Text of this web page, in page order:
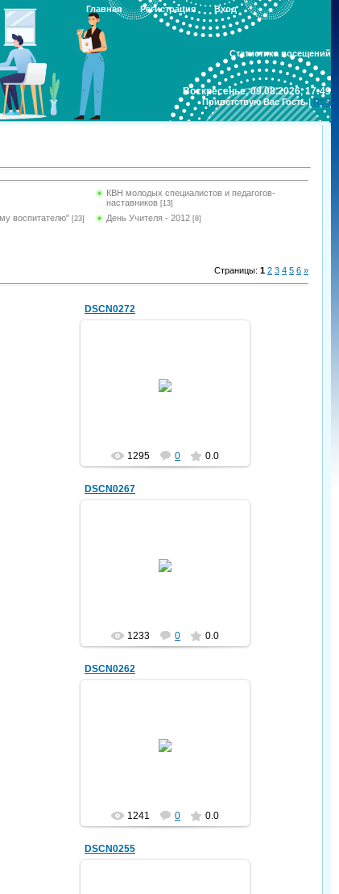
Статистика посещений
Воскресенье, 09.08.2026, 17:49
Приветствую Вас Гость|RSS
Главная Регистрация Вход
КВН молодых специалистов и педагогов-
наставников [13]
воспитателю" [23] День Учителя - 2012 [8]
Страницы: 1 2 3 4 5 6 »
DSCN0272
1295 0 0.0
DSCN0267
1233 0 0.0
DSCN0262
1241 0 0.0
DSCN0255